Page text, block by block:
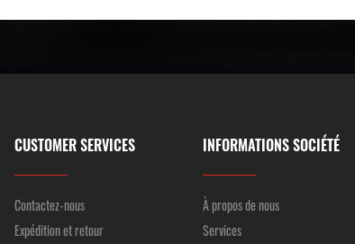
CUSTOMER SERVICES
Contactez-nous
Expédition et retour
INFORMATIONS SOCIÉTÉ
À propos de nous
Services